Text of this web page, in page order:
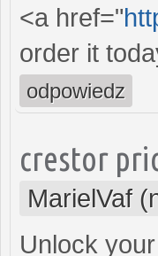
<a href="
order it
odpowiedz
crestor
MarielVaf
Unlock